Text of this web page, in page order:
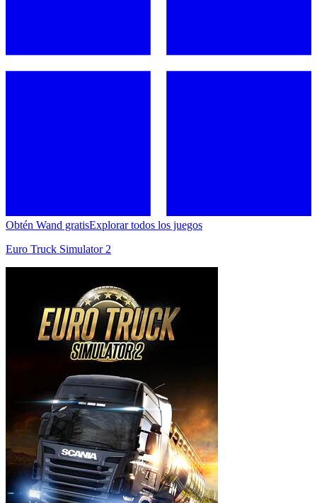
Obtén Wand gratisExplorar todos los juegos
Euro Truck Simulator 2